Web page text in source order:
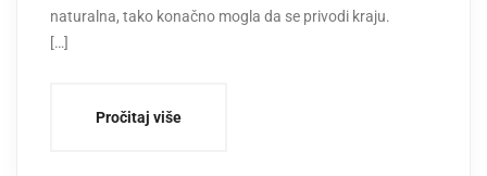
naturalna, tako konačno mogla da se privodi kraju.
[…]
Pročitaj više